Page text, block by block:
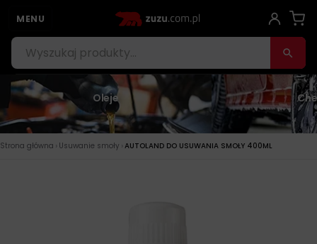
MENU
Oleje
Strona główna › Usuwanie smoły › AUTOLAND DO USUWANIA SMOŁY 400ML